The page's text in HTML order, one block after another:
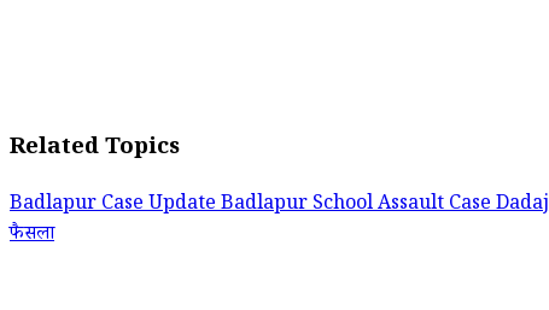
Related Topics
Badlapur Case UpdateBadlapur School Assault Case
फैसला